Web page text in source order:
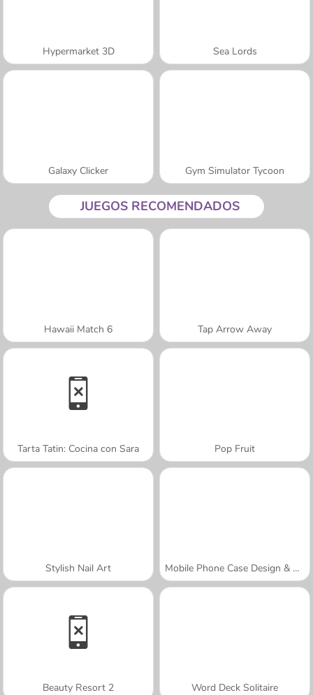
Hypermarket 3D Sea Lords
Galaxy Clicker Gym Simulator Tycoon
JUEGOS RECOMENDADOS
Hawaii Match 6 Tap Arrow Away
Tarta Tatin: Cocina con Sara Pop Fruit
Stylish Nail Art Mobile Phone Case Design & DIY
Beauty Resort 2 Word Deck Solitaire